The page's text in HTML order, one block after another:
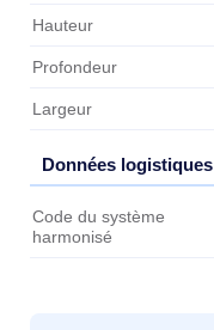
Hauteur
Profondeur
Largeur
Données logistiques
Données logistiques
Code du système
harmonisé